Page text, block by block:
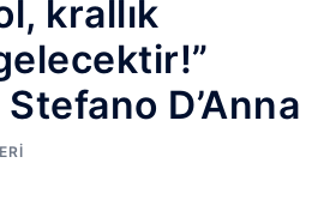
krallık
D’Anna